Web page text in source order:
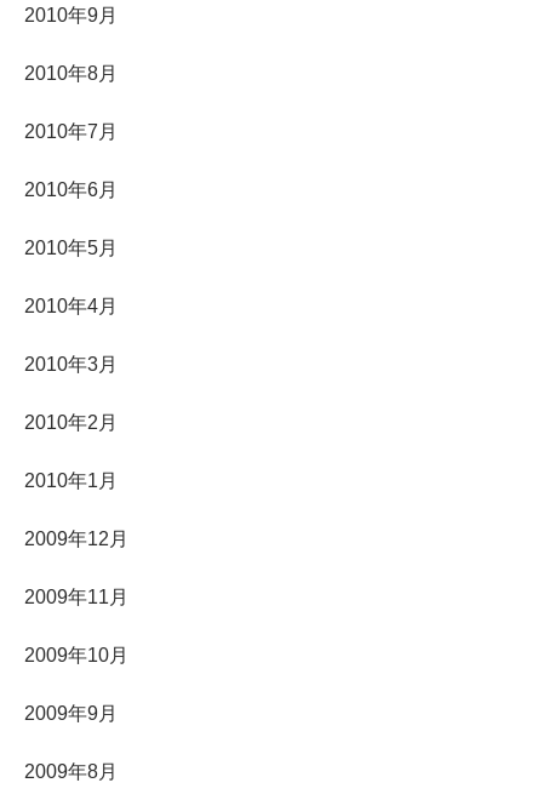
2010年9月
2010年8月
2010年7月
2010年6月
2010年5月
2010年4月
2010年3月
2010年2月
2010年1月
2009年12月
2009年11月
2009年10月
2009年9月
2009年8月